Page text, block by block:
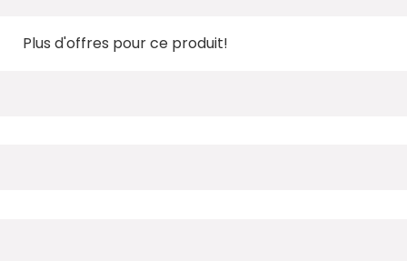
Plus d'offres pour ce produit!